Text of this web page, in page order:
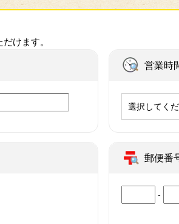
けます。
営業時
選択してく
郵便番
-